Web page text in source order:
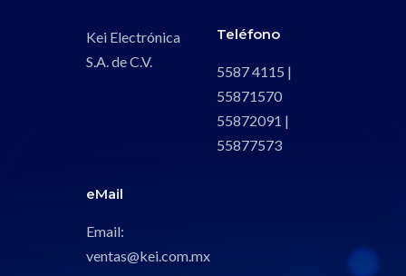
Kei Electrónica
S.A. de C.V.
Teléfono
5587 4115 |
55871570
55872091 |
55877573
eMail
Email:
ventas@kei.com.mx